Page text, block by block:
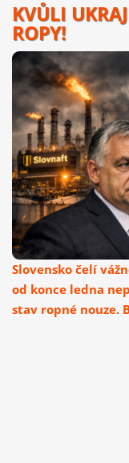
KVŮLI
ROPY!
Slovensko čelí
od konce ledna
stav ropné nouze.